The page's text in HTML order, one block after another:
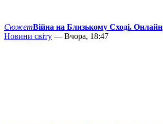
СюжетВійна на Близькому Сході. Онлайн
Новини світу — Вчора, 18:47